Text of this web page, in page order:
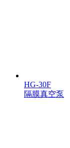
HG-30F
隔膜真空泵